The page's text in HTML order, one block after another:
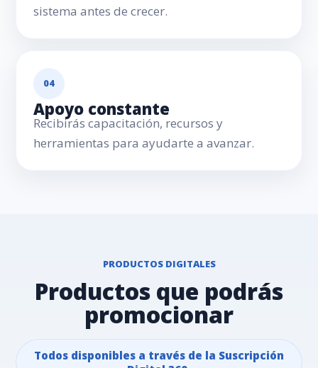
sistema antes de crecer.
04
Apoyo constante
Recibirás capacitación, recursos y
herramientas para ayudarte a avanzar.
PRODUCTOS DIGITALES
Productos que podrás
promocionar
Todos disponibles a través de la Suscripción